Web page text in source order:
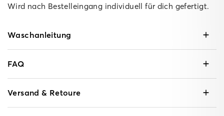
Wird nach Bestelleingang individuell für dich gefertigt.
Waschanleitung
FAQ
Versand & Retoure